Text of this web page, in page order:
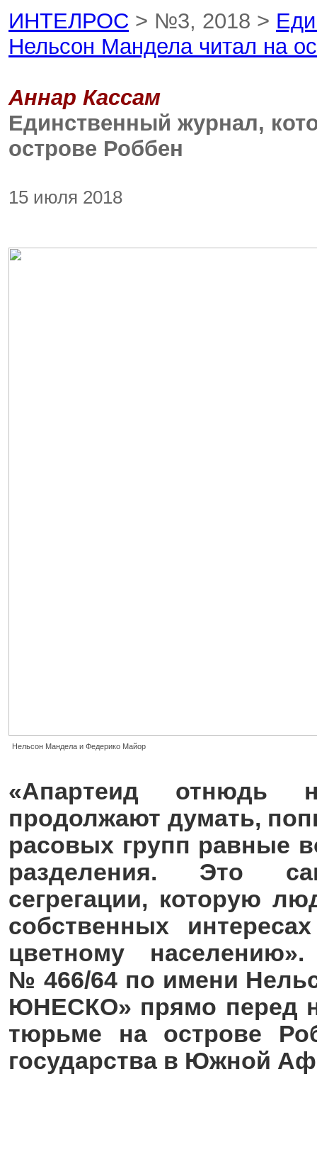
ИНТЕЛРОС > №3, 2018 >
Нельсон Мандела читал на
Аннар Кассам
Единственный журнал,
острове Роббен
15 июля 2018
cou_03-
Нельсон Мандела и Федерико Майор
«Апартеид отнюдь
продолжают думать,
расовых групп равные
разделения. Это
сегрегации, которую
собственных
цветному
№ 466/64 по имени
ЮНЕСКО» прямо перед
тюрьме на острове
государства в Южной